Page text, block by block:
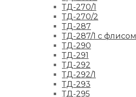
ТД-270/1
ТД-270/2
ТД-287
ТД-287/1 с флисом
ТД-290
ТД-291
ТД-292
ТД-292/1
ТД-293
ТД-295